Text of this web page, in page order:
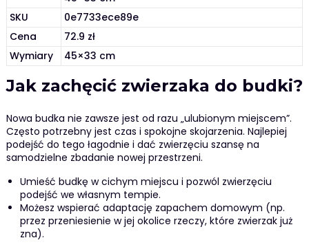
SKU
0e7733ece89e
Cena
72.9 zł
Wymiary
45×33 cm
Jak zachęcić zwierzaka do budki?
Nowa budka nie zawsze jest od razu „ulubionym miejscem”.
Często potrzebny jest czas i spokojne skojarzenia. Najlepiej
podejść do tego łagodnie i dać zwierzęciu szansę na
samodzielne zbadanie nowej przestrzeni.
Umieść budkę w cichym miejscu i pozwól zwierzęciu
podejść we własnym tempie.
Możesz wspierać adaptację zapachem domowym (np.
przez przeniesienie w jej okolice rzeczy, które zwierzak już
zna).